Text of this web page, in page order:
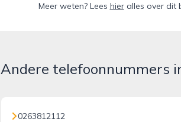
Meer weten? Lees hieralles over dit
Andere telefoonnummers
0263812112